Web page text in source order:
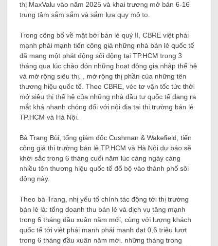
thị MaxValu vào năm 2025 và khai trương mở bán 6-16
trung tâm sắm sắm và sắm lựa quy mô to.
Trong công bố về mặt bởi bán lẻ quý II, CBRE việt phái
mạnh phái mạnh tiến công giá những nhà bán lẻ quốc tế
đã mang một phát động sôi động tại TP.HCM trong 3
tháng qua lúc chào đón những hoạt động gia nhập thế hệ
và mở rộng siêu thị. , mở rộng thị phần của những tên
thương hiệu quốc tế. Theo CBRE, véc tơ vận tốc tức thời
mở siêu thị thế hệ của những nhà đầu tư quốc tế đang ra
mắt khá nhanh chóng đối với nội địa tại thị trường bán lẻ
TP.HCM và Hà Nội.
Bà Trang Bùi, tổng giám đốc Cushman & Wakefield, tiến
công giá thị trường bán lẻ TP.HCM và Hà Nội dự báo sẽ
khởi sắc trong 6 tháng cuối năm lúc càng ngày càng
nhiều tên thương hiệu quốc tế đổ bộ vào thành phố sôi
động này.
Theo bà Trang, nhị yếu tố chính tác động tới thị trường
bán lẻ là: tổng doanh thu bán lẻ và dịch vụ tăng mạnh
trong 6 tháng đầu xuân năm mới, cùng với lượng khách
quốc tế tới việt phái mạnh phái mạnh đạt 0,6 triệu lượt
trong 6 tháng đầu xuân năm mới. những tháng trong